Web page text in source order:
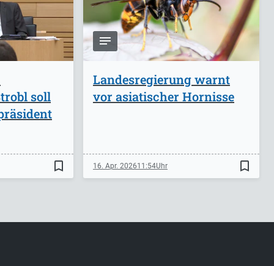
soll
bookmark_border
Landesregierung warnt
vor asiatischer Hornisse
16. Apr. 202611:54 bookmark_border